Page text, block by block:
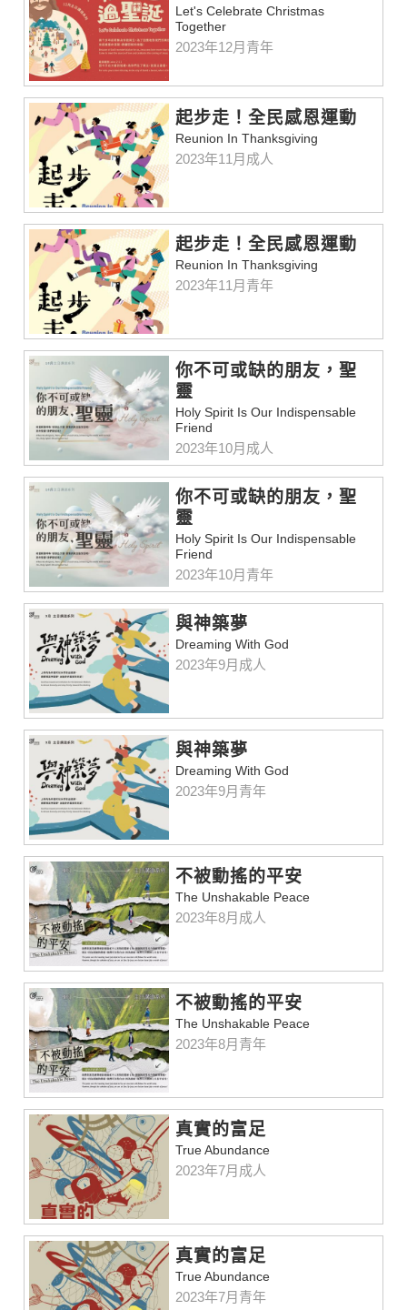
Let's Celebrate Christmas
Together
2023年12月青年
起步走！全民感恩運動
Reunion In Thanksgiving
2023年11月成人
起步走！全民感恩運動
Reunion In Thanksgiving
2023年11月青年
你不可或缺的朋友，聖
靈
Holy Spirit Is Our Indispensable
Friend
2023年10月成人
你不可或缺的朋友，聖
靈
Holy Spirit Is Our Indispensable
Friend
2023年10月青年
與神築夢
Dreaming With God
2023年9月成人
與神築夢
Dreaming With God
2023年9月青年
不被動搖的平安
The Unshakable Peace
2023年8月成人
不被動搖的平安
The Unshakable Peace
2023年8月青年
真實的富足
True Abundance
2023年7月成人
真實的富足
True Abundance
2023年7月青年